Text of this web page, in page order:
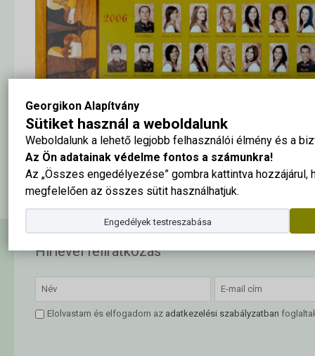
Georgikon Alapítvány
Sütiket használ a weboldalunk
Weboldalunk a lehető legjobb felhasználói élmény és a
Az Ön adatainak védelme fontos a számunkra!
Az „Összes engedélyezése” gombra kattintva hozzájárul,
megfelelően az összes sütit használhatjuk.
Engedélyek testreszabása
A tabló nagy méretben ide kattintva megtekinthető
Hírlevél feliratkozás
Elolvastam és elfogadom az adatkezelési szabályzatban